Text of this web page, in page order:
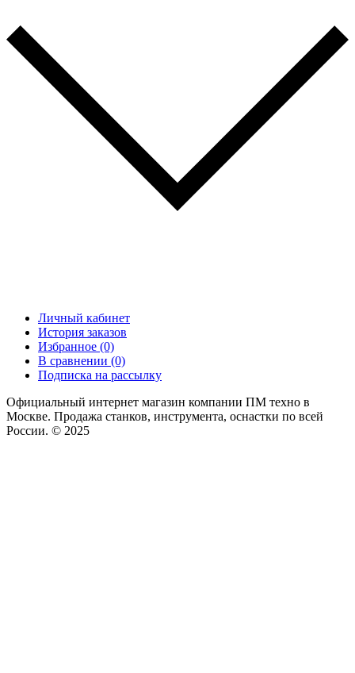
Личный кабинет
История заказов
Избранное (0)
В сравнении (0)
Подписка на рассылку
Официальный интернет магазин компании ПМ техно в
Москве. Продажа станков, инструмента, оснастки по всей
России. © 2025